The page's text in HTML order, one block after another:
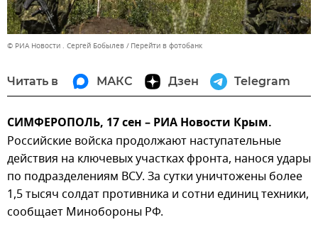
© РИА Новости . Сергей Бобылев Перейти в фотобанк
Читать в МАКС Дзен Telegram
СИМФЕРОПОЛЬ, 17 сен – РИА Новости Крым.
Российские войска продолжают наступательные
действия на ключевых участках фронта, нанося удары
по подразделениям ВСУ. За сутки уничтожены более
1,5 тысяч солдат противника и сотни единиц техники,
сообщает Минобороны РФ.